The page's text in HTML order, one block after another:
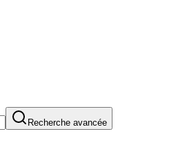
Recherche avancée